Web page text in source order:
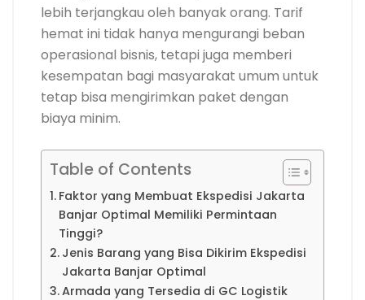
lebih terjangkau oleh banyak orang. Tarif
hemat ini tidak hanya mengurangi beban
operasional bisnis, tetapi juga memberi
kesempatan bagi masyarakat umum untuk
tetap bisa mengirimkan paket dengan
biaya minim.
Table of Contents
Faktor yang Membuat Ekspedisi Jakarta
Banjar Optimal Memiliki Permintaan
Tinggi?
Jenis Barang yang Bisa Dikirim Ekspedisi
Jakarta Banjar Optimal
Armada yang Tersedia di GC Logistik